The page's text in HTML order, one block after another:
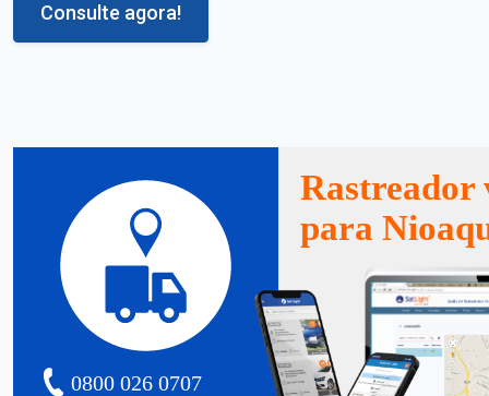
Consulte agora!
0800 026 0707
Rastreador
para